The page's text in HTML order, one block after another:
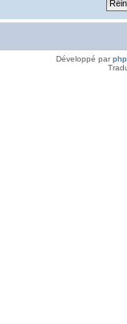
Développé par